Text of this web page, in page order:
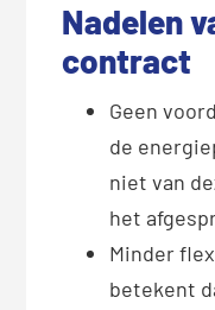
Nadelen
contract
Geen
de
niet van
het
Minder
betekent